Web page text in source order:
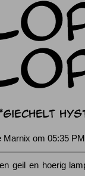
Marnix om 05:35
geil en hoerig